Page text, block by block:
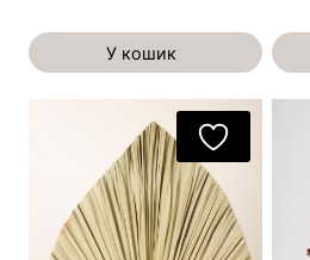
У кошик